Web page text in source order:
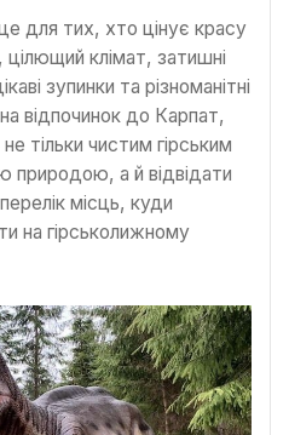
для тих, хто цінує красу
цілющий клімат, затишні
зупинки та різноманітні
відпочинок до Карпат,
тільки чистим гірським
природою, а й відвідати
місць, куди
на гірськолижному